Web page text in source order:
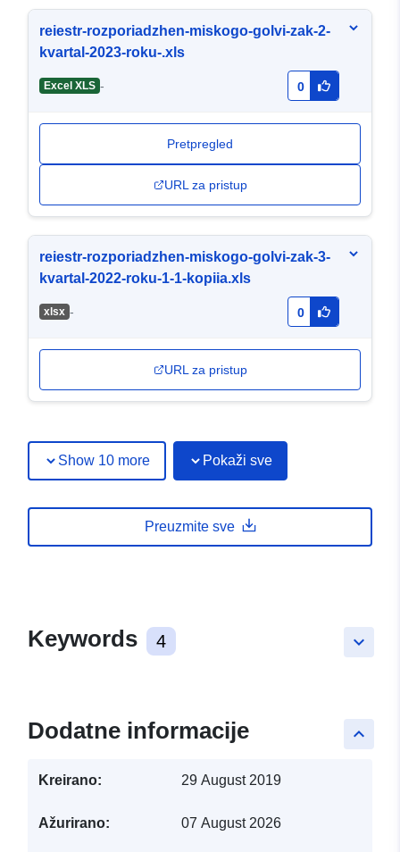
reiestr-rozporiadzhen-miskogo-golvi-zak-2-
kvartal-2023-roku-.xls
Excel XLS - 0
Pretpregled
URL za pristup
reiestr-rozporiadzhen-miskogo-golvi-zak-3-
kvartal-2022-roku-1-1-kopiia.xls
хlsx - 0
URL za pristup
Show 10 more Pokaži sve
Preuzmite sve
keyboard_arrow_down
Keywords 4
keyboard_arrow_up
Dodatne informacije
Kreirano: 29 August 2019
Ažurirano: 07 August 2026